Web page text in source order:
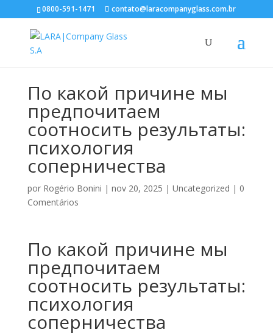
0800-591-1471 contato@laracompanyglass.com.br
По какой причине мы
предпочитаем
соотносить результаты:
психология
соперничества
por Rogério Bonini | nov 20, 2025 | Uncategorized | 0
Comentários
По какой причине мы
предпочитаем
соотносить результаты:
психология
соперничества